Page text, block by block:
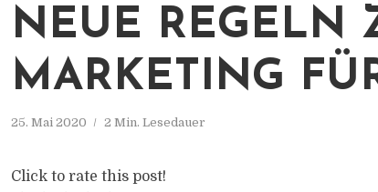
NEUE REGELN
MARKETING
25. Mai 2020 2 Min. Lesedauer
Click to rate this post!